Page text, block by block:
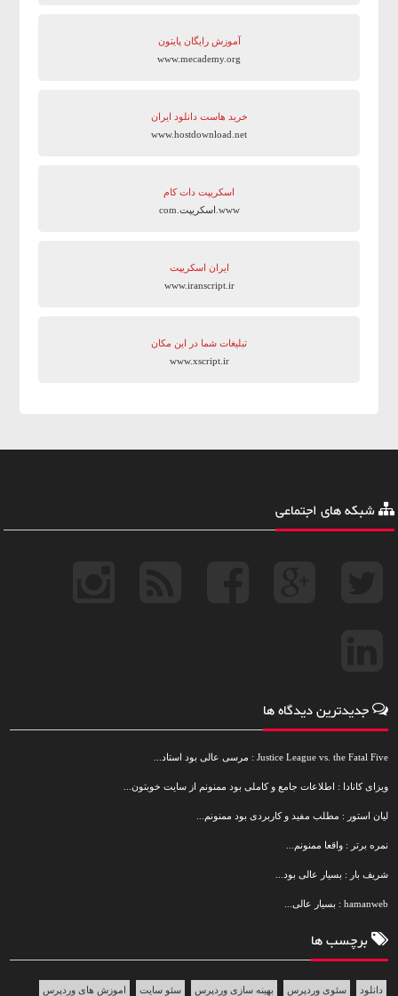
آموزش رایگان پایتون
www.mecademy.org
خرید هاست دانلود ایران
www.hostdownload.net
اسکریپت دات کام
www.اسکریپت.com
ایران اسکریپت
www.iranscript.ir
تبلیغات شما در این مکان
www.xscript.ir
شبکه های اجتماعی
جدیدترین دیدگاه ها
Justice League vs. the Fatal Five : مرسی عالی بود استاد...
ویزای کانادا : اطلاعات جامع و کاملی بود ممنونم از سایت خوبتون...
لیان استور : مطلب مفید و کاربردی بود ممنونم...
نمره برتر : واقعا ممنونم...
شریف بار : بسیار عالی بود...
hamanweb : بسیار عالی...
برچسب ها
دانلود سئوی وردپرس بهینه سازی وردپرس سئو سایت اموزش های وردپرس